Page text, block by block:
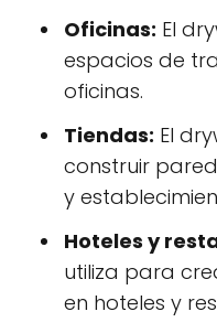
Oficinas: El
espacios de
oficinas.
Tiendas: El
construir
y
Hoteles y
utiliza para
en hoteles y